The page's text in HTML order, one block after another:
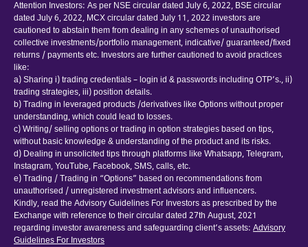
Attention Investors: As per NSE circular dated July 6, 2022, BSE circular
dated July 6, 2022, MCX circular dated July 11, 2022 investors are
cautioned to abstain them from dealing in any schemes of unauthorised
collective investments/portfolio management, indicative/ guaranteed/fixed
returns / payments etc. Investors are further cautioned to avoid practices
like:
a) Sharing i) trading credentials – login id & passwords including OTP’s., ii)
trading strategies, iii) position details.
b) Trading in leveraged products /derivatives like Options without proper
understanding, which could lead to losses.
c) Writing/ selling options or trading in option strategies based on tips,
without basic knowledge & understanding of the product and its risks.
d) Dealing in unsolicited tips through platforms like Whatsapp, Telegram,
Instagram, YouTube, Facebook, SMS, calls, etc.
e) Trading / Trading in “Options” based on recommendations from
unauthorised / unregistered investment advisors and influencers.
Kindly, read the Advisory Guidelines For Investors as prescribed by the
Exchange with reference to their circular dated 27th August, 2021
regarding investor awareness and safeguarding client’s assets: Advisory
Guidelines For Investors